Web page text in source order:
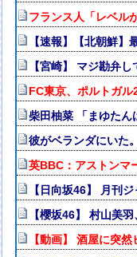
フランス人「レベル
【速報】【北朝鮮
【宮崎】 マジ勘弁
FC東京、ポルトガ
柴田柚菜 「まゆた
彼がベランダにいた
英BBC：アストンマ
【日向坂46】 月刊
【櫻坂46】 村山美
【動画】 酒屋に突